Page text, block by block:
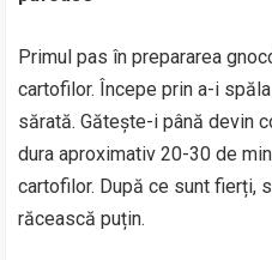
Primul pas în prepararea
cartofilor. Începe prin a-i
sărată. Gătește-i până devin
dura aproximativ 20-30 de
cartofilor. După ce sunt fierți,
răcească puțin.